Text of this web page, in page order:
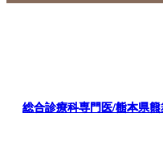
総合診療科専門医/栃木県日
総合診療科専門医/熊本県熊